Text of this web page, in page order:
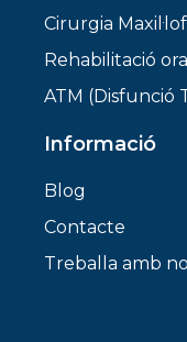
Cirurgia
Rehabilitació
ATM (Disfunció
Informació
Blog
Contacte
Treballa amb